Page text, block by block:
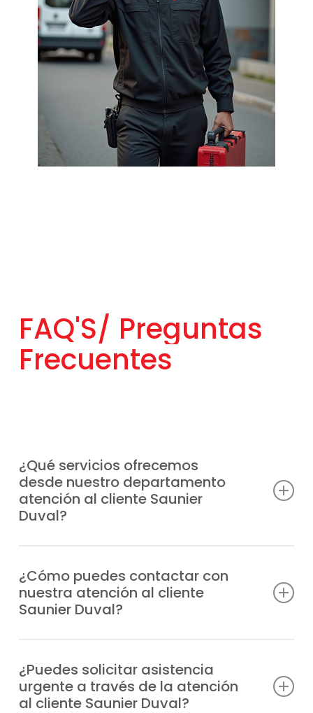
FAQ'S/ Preguntas
Frecuentes
¿Qué servicios ofrecemos
desde nuestro departamento
atención al cliente Saunier
Duval?
solicitudes de reparación, información
sobre garantías y todo lo relacionado con
tus equipos Saunier Duval.
¿Cómo puedes contactar con
nuestra atención al cliente
Saunier Duval?
o escribirnos un WhatsApp; siempre
tendrás respuesta profesional.
¿Puedes solicitar asistencia
urgente a través de la atención
al cliente Saunier Duval?